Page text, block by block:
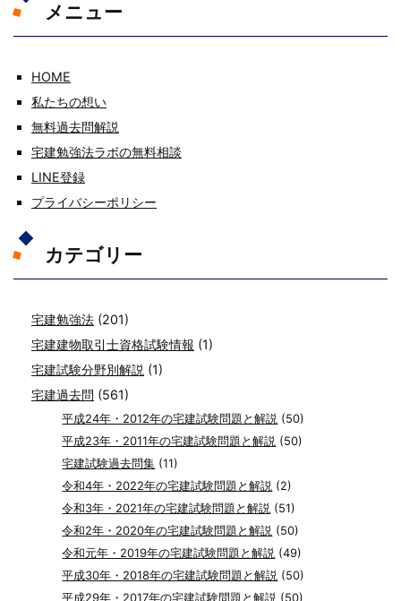
メニュー
HOME
私たちの想い
無料過去問解説
宅建勉強法ラボの無料相談
LINE登録
プライバシーポリシー
カテゴリー
宅建勉強法 (201)
宅建建物取引士資格試験情報 (1)
宅建試験分野別解説 (1)
宅建過去問 (561)
平成24年・2012年の宅建試験問題と解説 (50)
平成23年・2011年の宅建試験問題と解説 (50)
宅建試験過去問集 (11)
令和4年・2022年の宅建試験問題と解説 (2)
令和3年・2021年の宅建試験問題と解説 (51)
令和2年・2020年の宅建試験問題と解説 (50)
令和元年・2019年の宅建試験問題と解説 (49)
平成30年・2018年の宅建試験問題と解説 (50)
平成29年・2017年の宅建試験問題と解説 (50)